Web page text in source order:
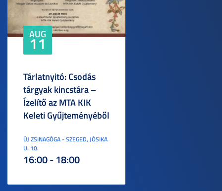
AUG
11
Tárlatnyitó: Csodás
tárgyak kincstára –
Ízelítő az MTA KIK
Keleti Gyűjteményéből
ÚJ ZSINAGÓGA - SZEGED, JÓSIKA
U. 10.
16:00 - 18:00